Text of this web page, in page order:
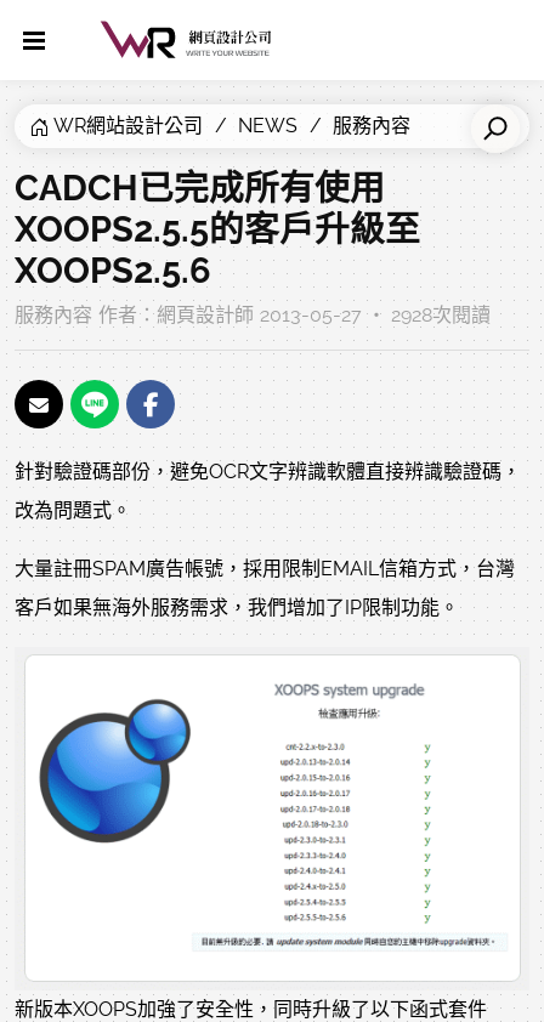
WR網站設計公司 NEWS 服務內容
CADCH已完成所有使用
XOOPS2.5.5的客戶升級至
XOOPS2.5.6
服務內容 作者：網頁設計師 2013-05-27 ‧ 2928次閱讀
針對驗證碼部份，避免OCR文字辨識軟體直接辨識驗證碼，
改為問題式。
大量註冊SPAM廣告帳號，採用限制EMAIL信箱方式，台灣
客戶如果無海外服務需求，我們增加了IP限制功能。
新版本XOOPS加強了安全性，同時升級了以下函式套件